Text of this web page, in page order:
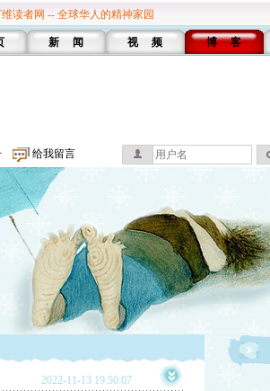
读者网 -- 全球华人的精神家园
新 闻 视 频 博 客
给我留言
2022-11-13 19:50:07